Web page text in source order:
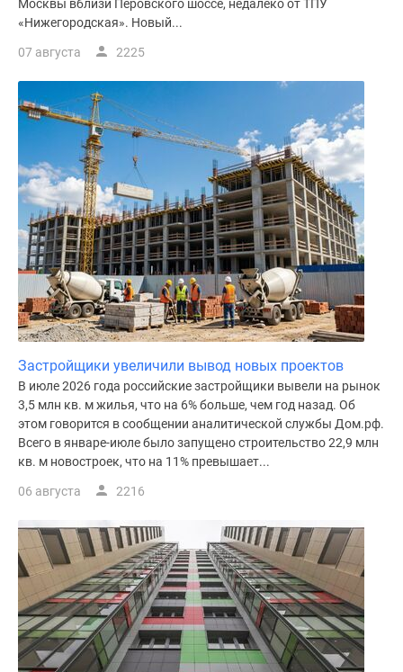
Москвы вблизи Перовского шоссе, недалеко от ТПУ
«Нижегородская». Новый...
07 августа 2225
Застройщики увеличили вывод новых проектов
В июле 2026 года российские застройщики вывели на рынок
3,5 млн кв. м жилья, что на 6% больше, чем год назад. Об
этом говорится в сообщении аналитической службы Дом.рф.
Всего в январе-июле было запущено строительство 22,9 млн
кв. м новостроек, что на 11% превышает...
06 августа 2216